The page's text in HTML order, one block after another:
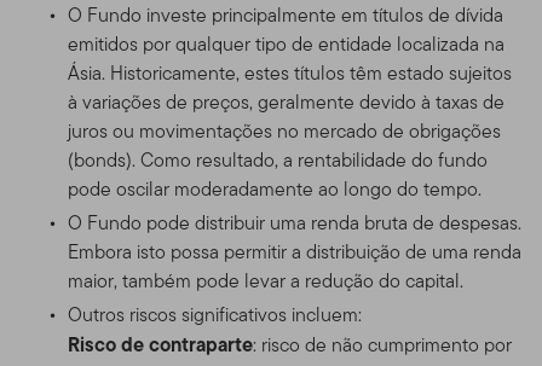
O Fundo investe principalmente em títulos de dívida
emitidos por qualquer tipo de entidade localizada na
Ásia. Historicamente, estes títulos têm estado sujeitos
à variações de preços, geralmente devido à taxas de
juros ou movimentações no mercado de obrigações
(bonds). Como resultado, a rentabilidade do fundo
pode oscilar moderadamente ao longo do tempo.
O Fundo pode distribuir uma renda bruta de despesas.
Embora isto possa permitir a distribuição de uma renda
maior, também pode levar a redução do capital.
Outros riscos significativos incluem:
Risco de contraparte: risco de não cumprimento por